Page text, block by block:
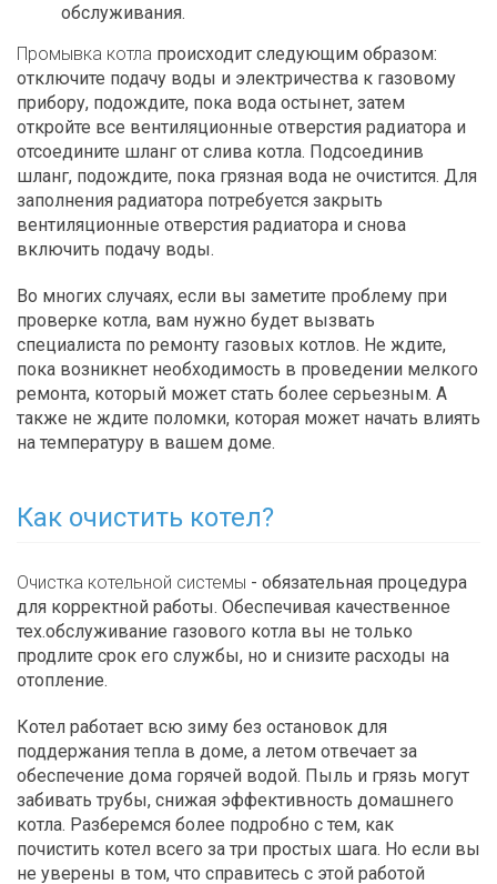
обслуживания.
Промывка котла происходит следующим образом:
отключите подачу воды и электричества к газовому
прибору, подождите, пока вода остынет, затем
откройте все вентиляционные отверстия радиатора и
отсоедините шланг от слива котла. Подсоединив
шланг, подождите, пока грязная вода не очистится. Для
заполнения радиатора потребуется закрыть
вентиляционные отверстия радиатора и снова
включить подачу воды.
Во многих случаях, если вы заметите проблему при
проверке котла, вам нужно будет вызвать
специалиста по ремонту газовых котлов. Не ждите,
пока возникнет необходимость в проведении мелкого
ремонта, который может стать более серьезным. А
также не ждите поломки, которая может начать влиять
на температуру в вашем доме.
Как очистить котел?
Очистка котельной системы - обязательная процедура
для корректной работы. Обеспечивая качественное
тех.обслуживание газового котла вы не только
продлите срок его службы, но и снизите расходы на
отопление.
Котел работает всю зиму без остановок для
поддержания тепла в доме, а летом отвечает за
обеспечение дома горячей водой. Пыль и грязь могут
забивать трубы, снижая эффективность домашнего
котла. Разберемся более подробно с тем, как
почистить котел всего за три простых шага. Но если вы
не уверены в том, что справитесь с этой работой